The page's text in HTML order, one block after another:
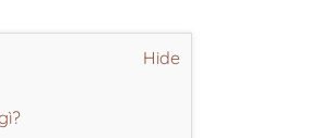
Hide